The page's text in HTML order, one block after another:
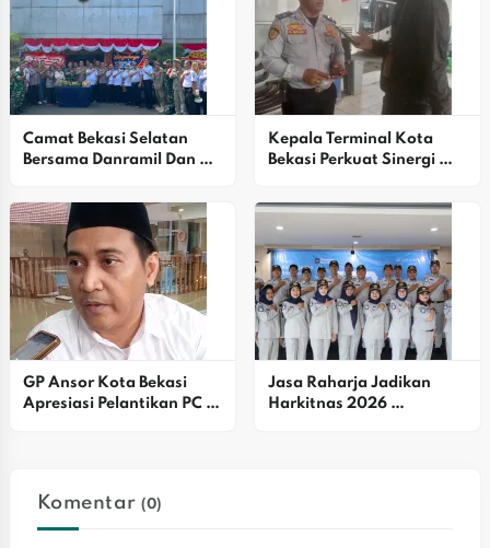
Camat Bekasi Selatan
Bersama Danramil Dan
Polsek Bekasi Selatan
Peringati Hari
Bhayangkara Ke-80
Kepala Terminal Kota
Bekasi Perkuat Sinergi
Untuk Tingkatkan
GP Ansor Kota Bekasi
Apresiasi Pelantikan PC
Jasa Raharja Jadikan
Harkitnas 2026
Komentar(0)